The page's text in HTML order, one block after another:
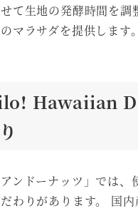
て生地の発酵時間を調
マラサダを提供します。
Hawaiian
アンドーナッツ」では、
わりがあります。 国内